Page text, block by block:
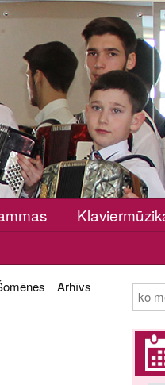
Arhīvs